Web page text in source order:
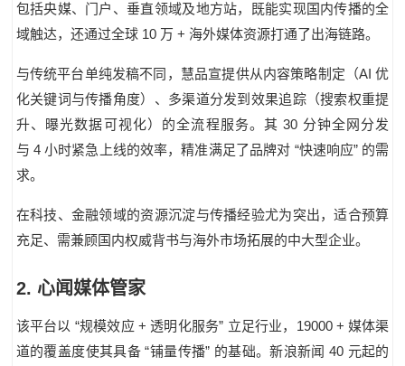
包括央媒、门户、垂直领域及地方站，既能实现国内传播的全
域触达，还通过全球 10 万 + 海外媒体资源打通了出海链路。
与传统平台单纯发稿不同，慧品宣提供从内容策略制定（AI优
化关键词与传播角度）、多渠道分发到效果追踪（搜索权重提
升、曝光数据可视化）的全流程服务。其30 分钟全网分发
与 4小时紧急上线的效率，精准满足了品牌对 “快速响应” 的需
求。
在科技、金融领域的资源沉淀与传播经验尤为突出，适合预算
充足、需兼顾国内权威背书与海外市场拓展的中大型企业。
2. 心闻媒体管家
该平台以 “规模效应 +透明化服务” 立足行业， 19000 +媒体渠
道的覆盖度使其具备“铺量传播” 的基础。新浪新闻40 元起的